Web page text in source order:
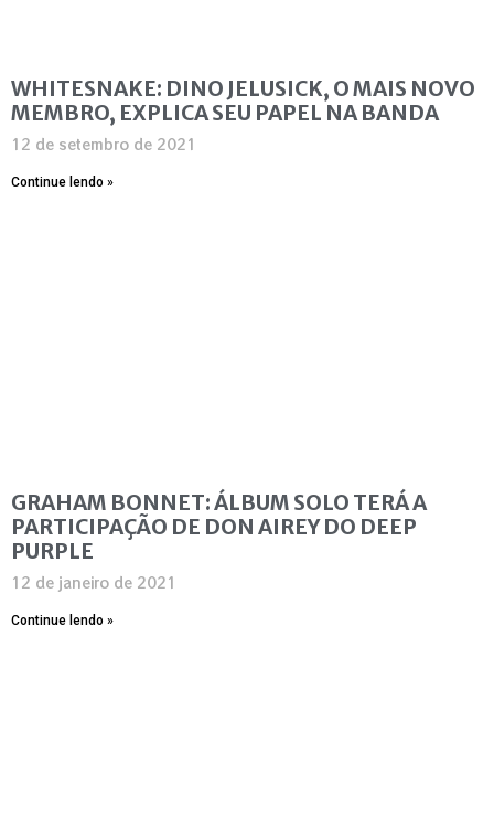
WHITESNAKE: DINO JELUSICK, O MAIS NOVO
MEMBRO, EXPLICA SEU PAPEL NA BANDA
12 de setembro de 2021
Continue lendo »
GRAHAM BONNET: ÁLBUM SOLO TERÁ A
PARTICIPAÇÃO DE DON AIREY DO DEEP
PURPLE
12 de janeiro de 2021
Continue lendo »